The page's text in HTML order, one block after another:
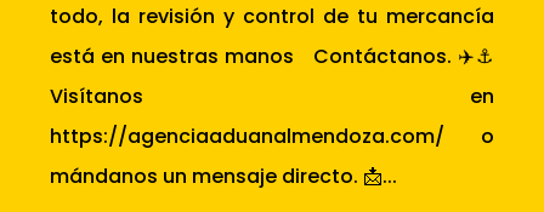
todo, la revisión y control de tu mercancía
está en nuestras manos Contáctanos. ✈️⚓
Visítanos en
https://agenciaaduanalmendoza.com/ o
mándanos un mensaje directo. 📩...